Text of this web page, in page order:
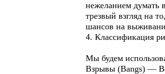
нежеланием думать
трезвый взгляд на
шансов на
4. Классификация
Мы будем
Взрывы (Bangs) —